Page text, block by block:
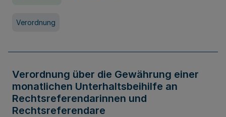
Verordnung
Verordnung über die Gewährung einer
monatlichen Unterhaltsbeihilfe an
Rechtsreferendarinnen und
Rechtsreferendare